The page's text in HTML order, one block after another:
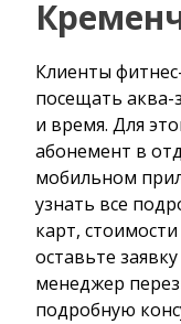
Клиенты
посещать
и время. Для
абонемент в
мобильном
узнать все
карт,
оставьте
менеджер
подробную